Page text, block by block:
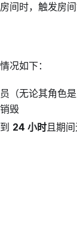
间时，触发房
况如下：
（无论其角色
毁
24 小时且期